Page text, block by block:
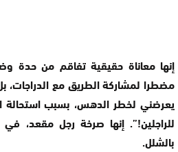
إنها معاناة حقيقية تفاقم من حدة
مضطرا لمشاركة الطريق مع الدراجات،
يعرضني لخطر الدهس، بسبب
للراجلين!”. إنها صرخة رجل مقعد،
بالشلل.